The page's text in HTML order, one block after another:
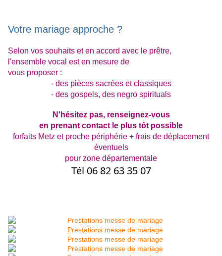
Votre mariage approche ?
Selon vos souhaits et en accord avec le prêtre,
l'ensemble vocal est en mesure de
vous proposer :
- des pièces sacrées et classiques
- des gospels, des negro spirituals
N'hésitez pas, renseignez-vous
en prenant contact le plus tôt possible
forfaits Metz et proche périphérie + frais de déplacement
éventuels
pour zone départementale
Tél 06 82 63 35 07